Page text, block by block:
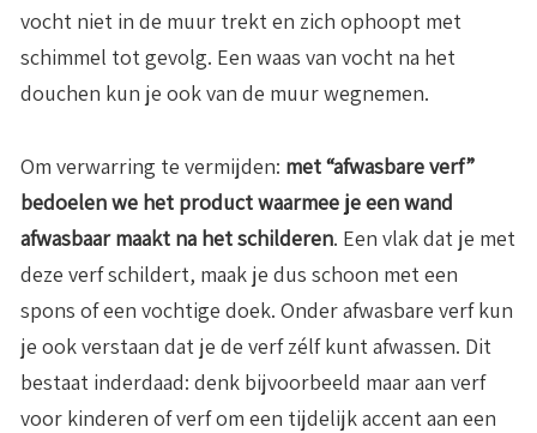
vocht niet in de muur trekt en zich ophoopt met
schimmel tot gevolg. Een waas van vocht na het
douchen kun je ook van de muur wegnemen.
Om verwarring te vermijden: met “afwasbare verf”
bedoelen we het product waarmee je een wand
afwasbaar maakt na het schilderen. Een vlak dat je met
deze verf schildert, maak je dus schoon met een
spons of een vochtige doek. Onder afwasbare verf kun
je ook verstaan dat je de verf zélf kunt afwassen. Dit
bestaat inderdaad: denk bijvoorbeeld maar aan verf
voor kinderen of verf om een tijdelijk accent aan een